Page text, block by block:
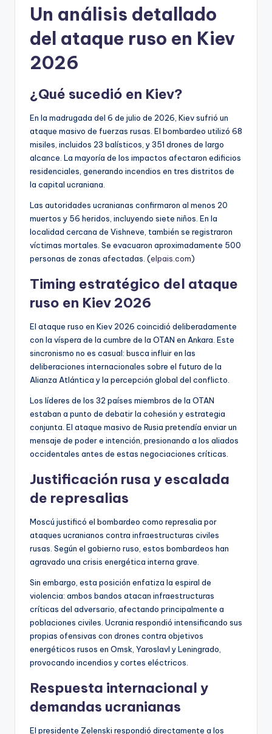
Un análisis detallado
del ataque ruso en Kiev
2026
¿Qué sucedió en Kiev?
En la madrugada del 6 de julio de 2026, Kiev sufrió un
ataque masivo de fuerzas rusas. El bombardeo utilizó 68
misiles, incluidos 23 balísticos, y 351 drones de largo
alcance. La mayoría de los impactos afectaron edificios
residenciales, generando incendios en tres distritos de
la capital ucraniana.
Las autoridades ucranianas confirmaron al menos 20
muertos y 56 heridos, incluyendo siete niños. En la
localidad cercana de Vishneve, también se registraron
víctimas mortales. Se evacuaron aproximadamente 500
personas de zonas afectadas. (elpais.com)
Timing estratégico del ataque
ruso en Kiev 2026
El ataque ruso en Kiev 2026 coincidió deliberadamente
con la víspera de la cumbre de la OTAN en Ankara. Este
sincronismo no es casual: busca influir en las
deliberaciones internacionales sobre el futuro de la
Alianza Atlántica y la percepción global del conflicto.
Los líderes de los 32 países miembros de la OTAN
estaban a punto de debatir la cohesión y estrategia
conjunta. El ataque masivo de Rusia pretendía enviar un
mensaje de poder e intención, presionando a los aliados
occidentales antes de estas negociaciones críticas.
Justificación rusa y escalada
de represalias
Moscú justificó el bombardeo como represalia por
ataques ucranianos contra infraestructuras civiles
rusas. Según el gobierno ruso, estos bombardeos han
agravado una crisis energética interna grave.
Sin embargo, esta posición enfatiza la espiral de
violencia: ambos bandos atacan infraestructuras
críticas del adversario, afectando principalmente a
poblaciones civiles. Ucrania respondió intensificando sus
propias ofensivas con drones contra objetivos
energéticos rusos en Omsk, Yaroslavl y Leningrado,
provocando incendios y cortes eléctricos.
Respuesta internacional y
demandas ucranianas
El presidente Zelenski respondió directamente a los